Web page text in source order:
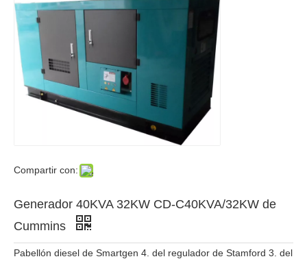
Compartir con:
Generador 40KVA 32KW CD-C40KVA/32KW de
Cummins
Pabellón diesel de Smartgen 4. del regulador de Stamford 3. del